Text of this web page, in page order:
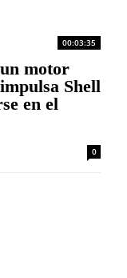
00:03:35
motor
Shell
en el
0